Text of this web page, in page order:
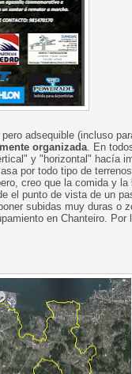
adsequible (incluso
organizada. En
y "horizontal" hacía
por todo tipo de
creo que la comida y la
el punto de vista de un
subidas muy duras o
en Chanteiro. Por